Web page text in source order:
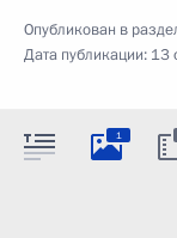
Опубликован в
Дата публикации: 13
1